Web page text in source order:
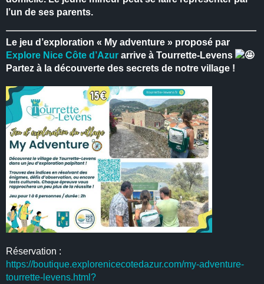
l’un de ses parents.
Le jeu d’exploration « My adventure » proposé par
Explore Nice Côte d’Azur arrive à Tourrette-Levens
Partez à la découverte des secrets de notre village !
Réservation :
https://boutique.explorenicecotedazur.com/my-adventure-
tourrette-levens.html?